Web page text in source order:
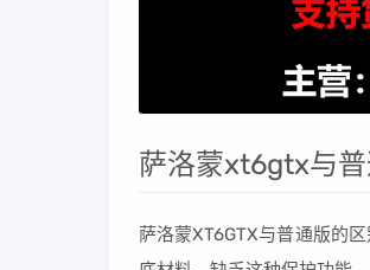
萨洛蒙xt6gtx与普
萨洛蒙XT6GTX与普通版的